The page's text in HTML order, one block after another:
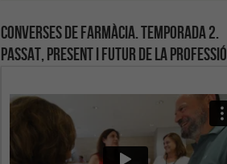
Converses de farmàcia. Temporada 2.
Passat, present i futur de la professió